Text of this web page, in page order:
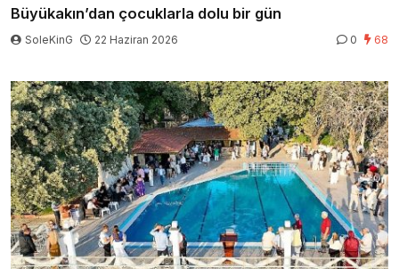
Büyükakın’dan çocuklarla dolu bir gün
SoleKinG 22 Haziran 2026 0 68